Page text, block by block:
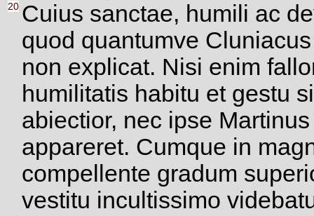
20 Cuius sanctae, humili ac
quod quantumve
non explicat. Nisi enim
humilitatis habitu et gestu
abiectior, nec ipse
appareret. Cumque in
compellente gradum
vestitu incultissimo